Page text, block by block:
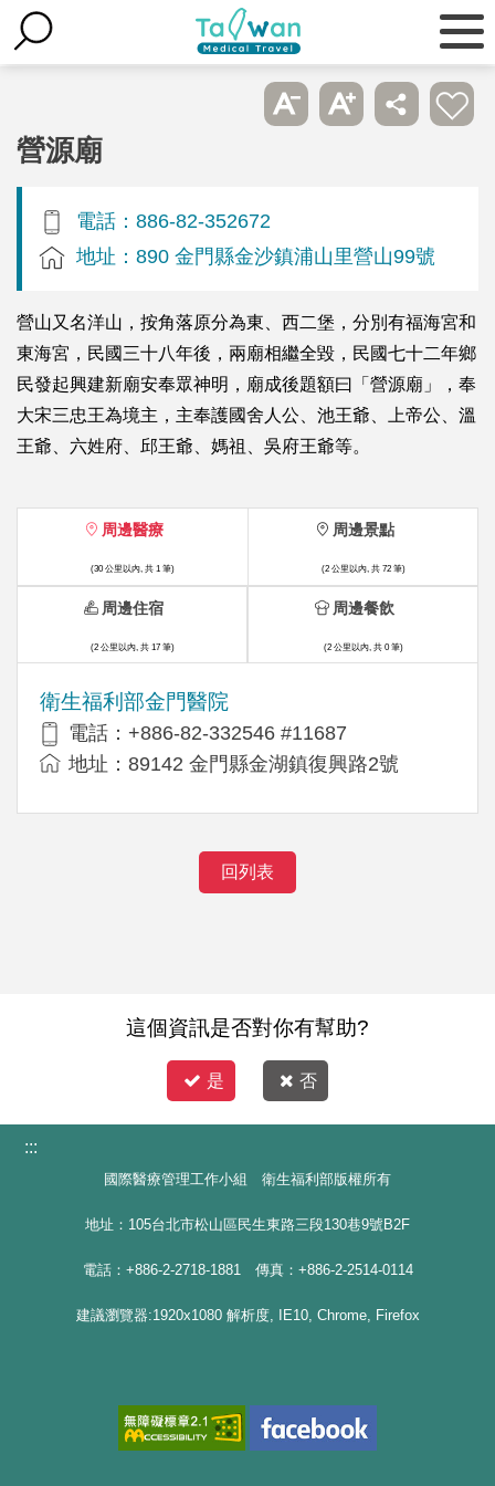
營源廟
電話：886-82-352672
地址：890 金門縣金沙鎮浦山里營山99號
營山又名洋山，按角落原分為東、西二堡，分別有福海宮和
東海宮，民國三十八年後，兩廟相繼全毀，民國七十二年鄉
民發起興建新廟安奉眾神明，廟成後題額曰「營源廟」，奉
大宋三忠王為境主，主奉護國舍人公、池王爺、上帝公、溫
王爺、六姓府、邱王爺、媽祖、吳府王爺等。
周邊醫療
(30 公里以內, 共 1 筆)
衛生福利部金門醫院
電話：+886-82-332546 #11687
地址：89142 金門縣金湖鎮復興路2號
周邊景點
(2 公里以內, 共 72 筆)
周邊住宿
(2 公里以內, 共 17 筆)
周邊餐飲
(2 公里以內, 共 0 筆)
回列表
這個資訊是否對你有幫助?
是 否
:::
國際醫療管理工作小組 衛生福利部版權所有
地址：105台北市松山區民生東路三段130巷9號B2F
電話：+886-2-2718-1881 傳真：+886-2-2514-0114
建議瀏覽器:1920x1080 解析度, IE10, Chrome, Firefox